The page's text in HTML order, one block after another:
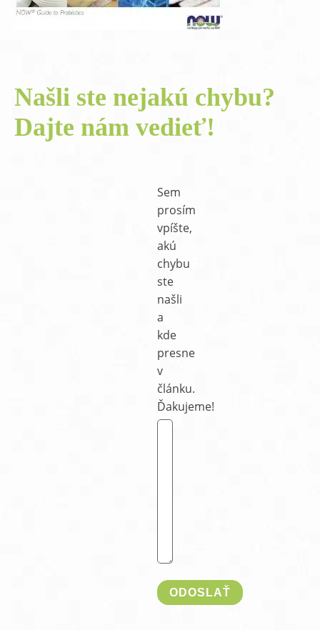
Našli ste nejakú chybu?
Dajte nám vedieť!
Sem
prosím
vpíšte,
akú
chybu
ste
našli
a
kde
presne
v
článku.
Ďakujeme!